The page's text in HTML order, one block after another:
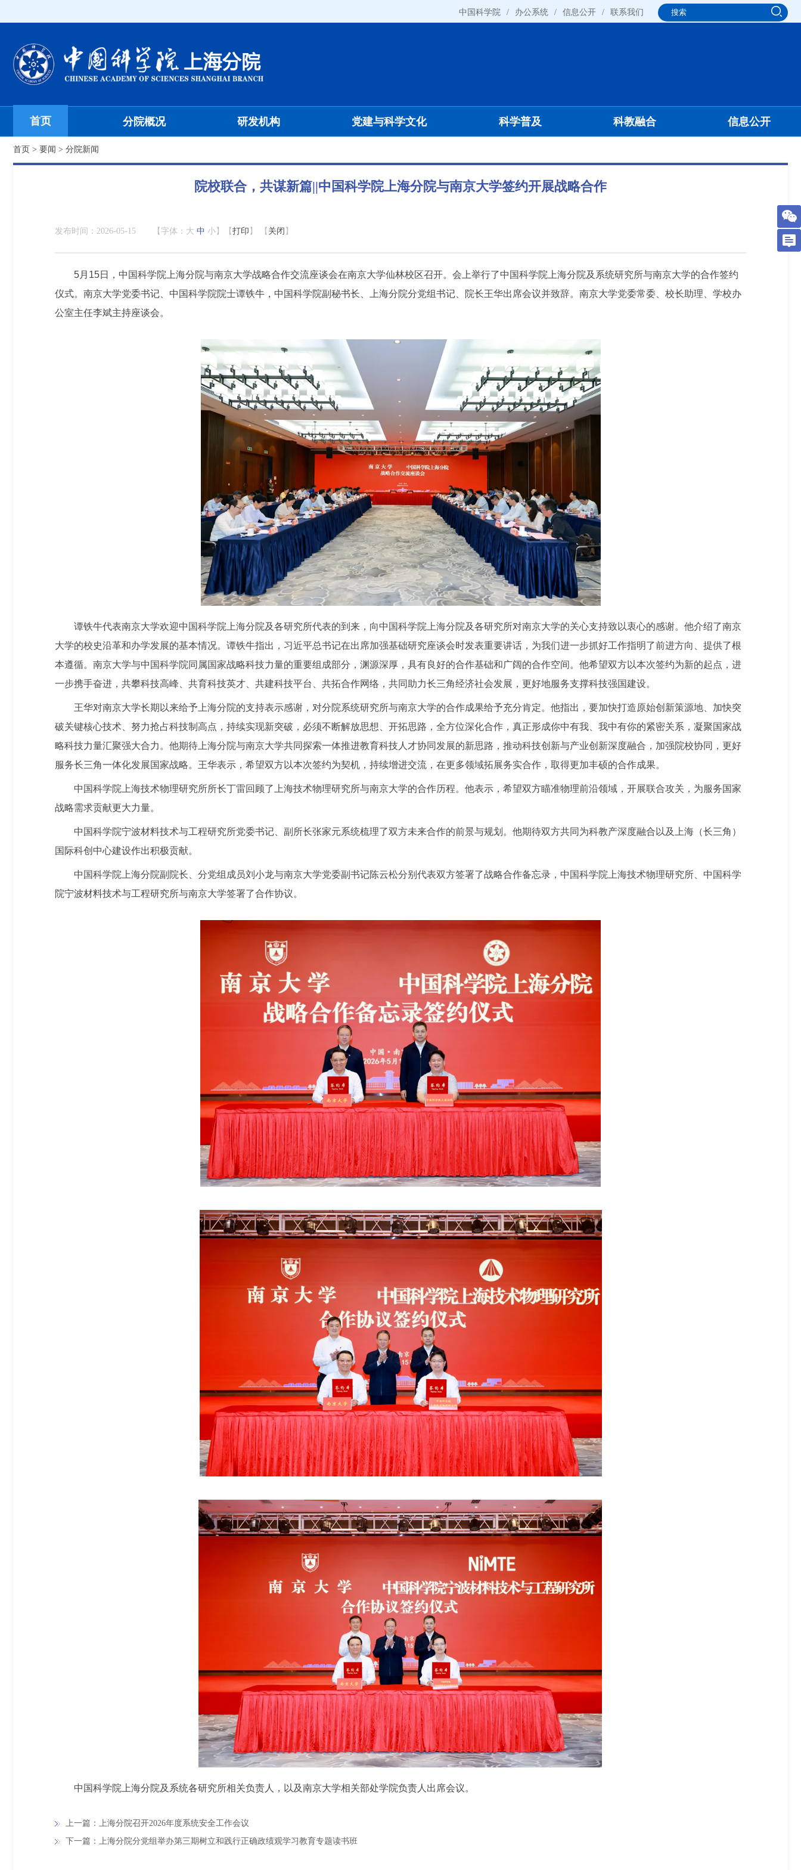
中国科学院 / 办公系统 / 信息公开 / 联系我们
首页 分院概况 研发机构 党建与科学文化 科学普及 科教融合 信息公开
首页 > 要闻 > 分院新闻
院校联合，共谋新篇||中国科学院上海分院与南京大学签约开展战略合作
发布时间： 2026-05-15 【字体： 大 中 小 】【 打印 】 【 关闭 】
5月15日，中国科学院上海分院与南京大学战略合作交流座谈会在南京大学仙林校区召开。会上举行了中国科学院上海分院及系统研究所与南京大学的合作签约
仪式。南京大学党委书记、中国科学院院士谭铁牛，中国科学院副秘书长、上海分院分党组书记、院长王华出席会议并致辞。南京大学党委常委、校长助理、学校办
公室主任李斌主持座谈会。
谭铁牛代表南京大学欢迎中国科学院上海分院及各研究所代表的到来，向中国科学院上海分院及各研究所对南京大学的关心支持致以衷心的感谢。他介绍了南京
大学的校史沿革和办学发展的基本情况。谭铁牛指出，习近平总书记在出席加强基础研究座谈会时发表重要讲话，为我们进一步抓好工作指明了前进方向、提供了根
本遵循。南京大学与中国科学院同属国家战略科技力量的重要组成部分，渊源深厚，具有良好的合作基础和广阔的合作空间。他希望双方以本次签约为新的起点，进
一步携手奋进，共攀科技高峰、共育科技英才、共建科技平台、共拓合作网络，共同助力长三角经济社会发展，更好地服务支撑科技强国建设。
王华对南京大学长期以来给予上海分院的支持表示感谢，对分院系统研究所与南京大学的合作成果给予充分肯定。他指出，要加快打造原始创新策源地、加快突
破关键核心技术、努力抢占科技制高点，持续实现新突破，必须不断解放思想、开拓思路，全方位深化合作，真正形成你中有我、我中有你的紧密关系，凝聚国家战
略科技力量汇聚强大合力。他期待上海分院与南京大学共同探索一体推进教育科技人才协同发展的新思路，推动科技创新与产业创新深度融合，加强院校协同，更好
服务长三角一体化发展国家战略。王华表示，希望双方以本次签约为契机，持续增进交流，在更多领域拓展务实合作，取得更加丰硕的合作成果。
中国科学院上海技术物理研究所所长丁雷回顾了上海技术物理研究所与南京大学的合作历程。他表示，希望双方瞄准物理前沿领域，开展联合攻关，为服务国家
战略需求贡献更大力量。
中国科学院宁波材料技术与工程研究所党委书记、副所长张家元系统梳理了双方未来合作的前景与规划。他期待双方共同为科教产深度融合以及上海（长三角）
国际科创中心建设作出积极贡献。
中国科学院上海分院副院长、分党组成员刘小龙与南京大学党委副书记陈云松分别代表双方签署了战略合作备忘录，中国科学院上海技术物理研究所、中国科学
院宁波材料技术与工程研究所与南京大学签署了合作协议。
中国科学院上海分院及系统各研究所相关负责人，以及南京大学相关部处学院负责人出席会议。
上一篇：上海分院召开2026年度系统安全工作会议
下一篇：上海分院分党组举办第三期树立和践行正确政绩观学习教育专题读书班